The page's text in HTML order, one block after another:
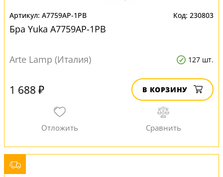
A7759AP-1PB 230803
Бра Yuka A7759AP-1PB
Arte Lamp (Италия) 127 шт.
1 688 ₽ В КОРЗИНУ